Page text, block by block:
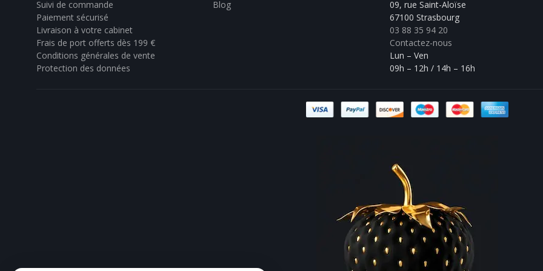
Suivi de commande
Paiement sécurisé
Livraison à votre cabinet
Frais de port offerts dès 199 €
Conditions générales de vente
Protection des données
Blog
09, rue Saint-Aloïse
67100 Strasbourg
03 88 35 94 20
Contactez-nous
Lun – Ven
09h – 12h / 14h – 16h